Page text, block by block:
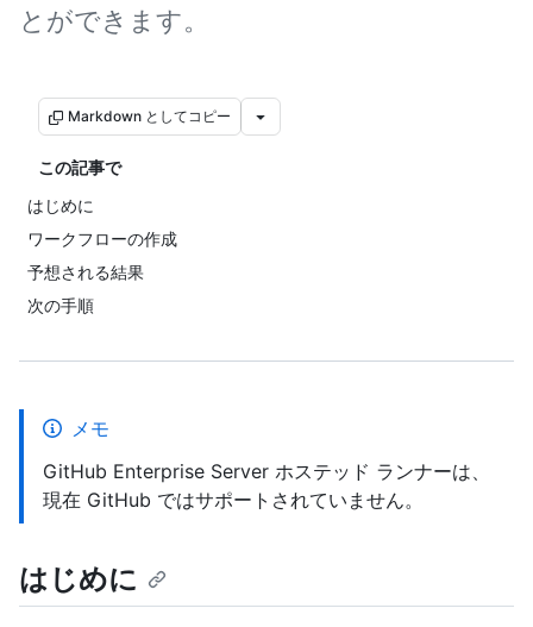
とができます。
Markdown としてコピー
この記事で
はじめに
ワークフローの作成
予想される結果
次の手順
メモ
GitHub Enterprise Server ホステッド ランナーは、
現在 GitHub ではサポートされていません。
はじめに